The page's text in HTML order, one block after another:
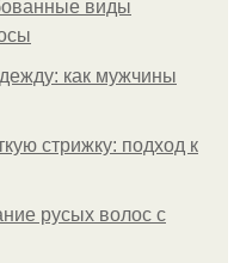
виды
как мужчины
стрижку: подход к
русых волос с